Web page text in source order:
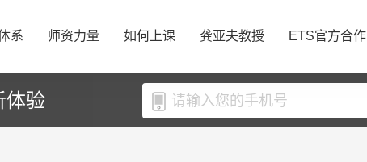
系 师资力量 如何上课 龚亚夫教授 ETS官方合作
体验